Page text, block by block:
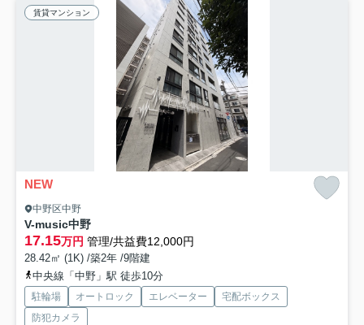
賃貸マンション
NEW
中野区中野
V-music中野
17.15万円 管理/共益費12,000円
28.42㎡ (1K) /築2年 /9階建
中央線「中野」駅 徒歩10分
駐輪場 オートロック エレベーター
宅配ボックス
防犯カメラ